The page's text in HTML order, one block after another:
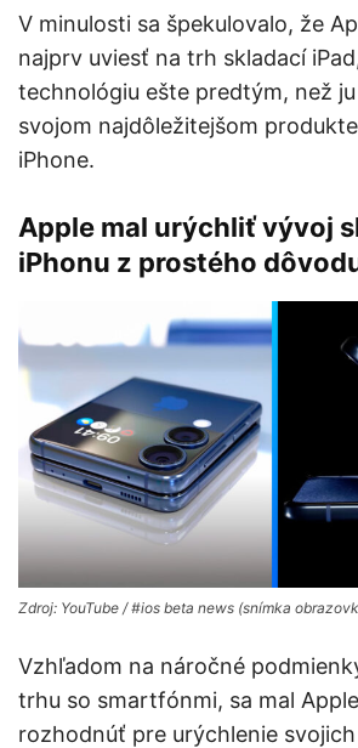
V minulosti sa špekulovalo, že
najprv uviesť na trh skladací
technológiu ešte predtým, než
svojom najdôležitejšom
iPhone.
Apple mal urýchliť vývoj
iPhonu z prostého
Zdroj: YouTube / #ios beta news (snímka
Vzhľadom na náročné
trhu so smartfónmi, sa mal
rozhodnúť pre urýchlenie